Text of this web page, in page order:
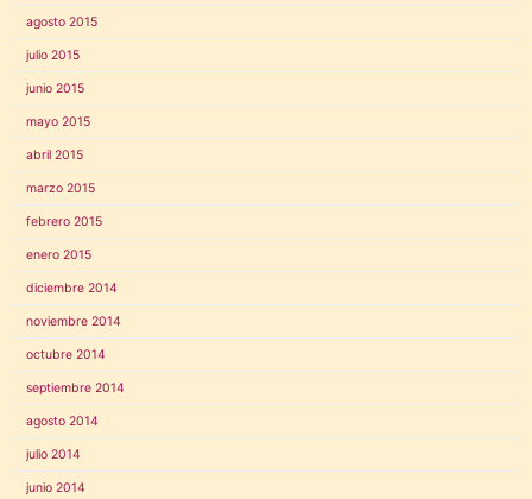
agosto 2015
julio 2015
junio 2015
mayo 2015
abril 2015
marzo 2015
febrero 2015
enero 2015
diciembre 2014
noviembre 2014
octubre 2014
septiembre 2014
agosto 2014
julio 2014
junio 2014